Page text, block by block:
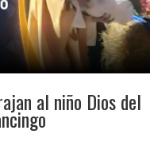
al niño Dios del